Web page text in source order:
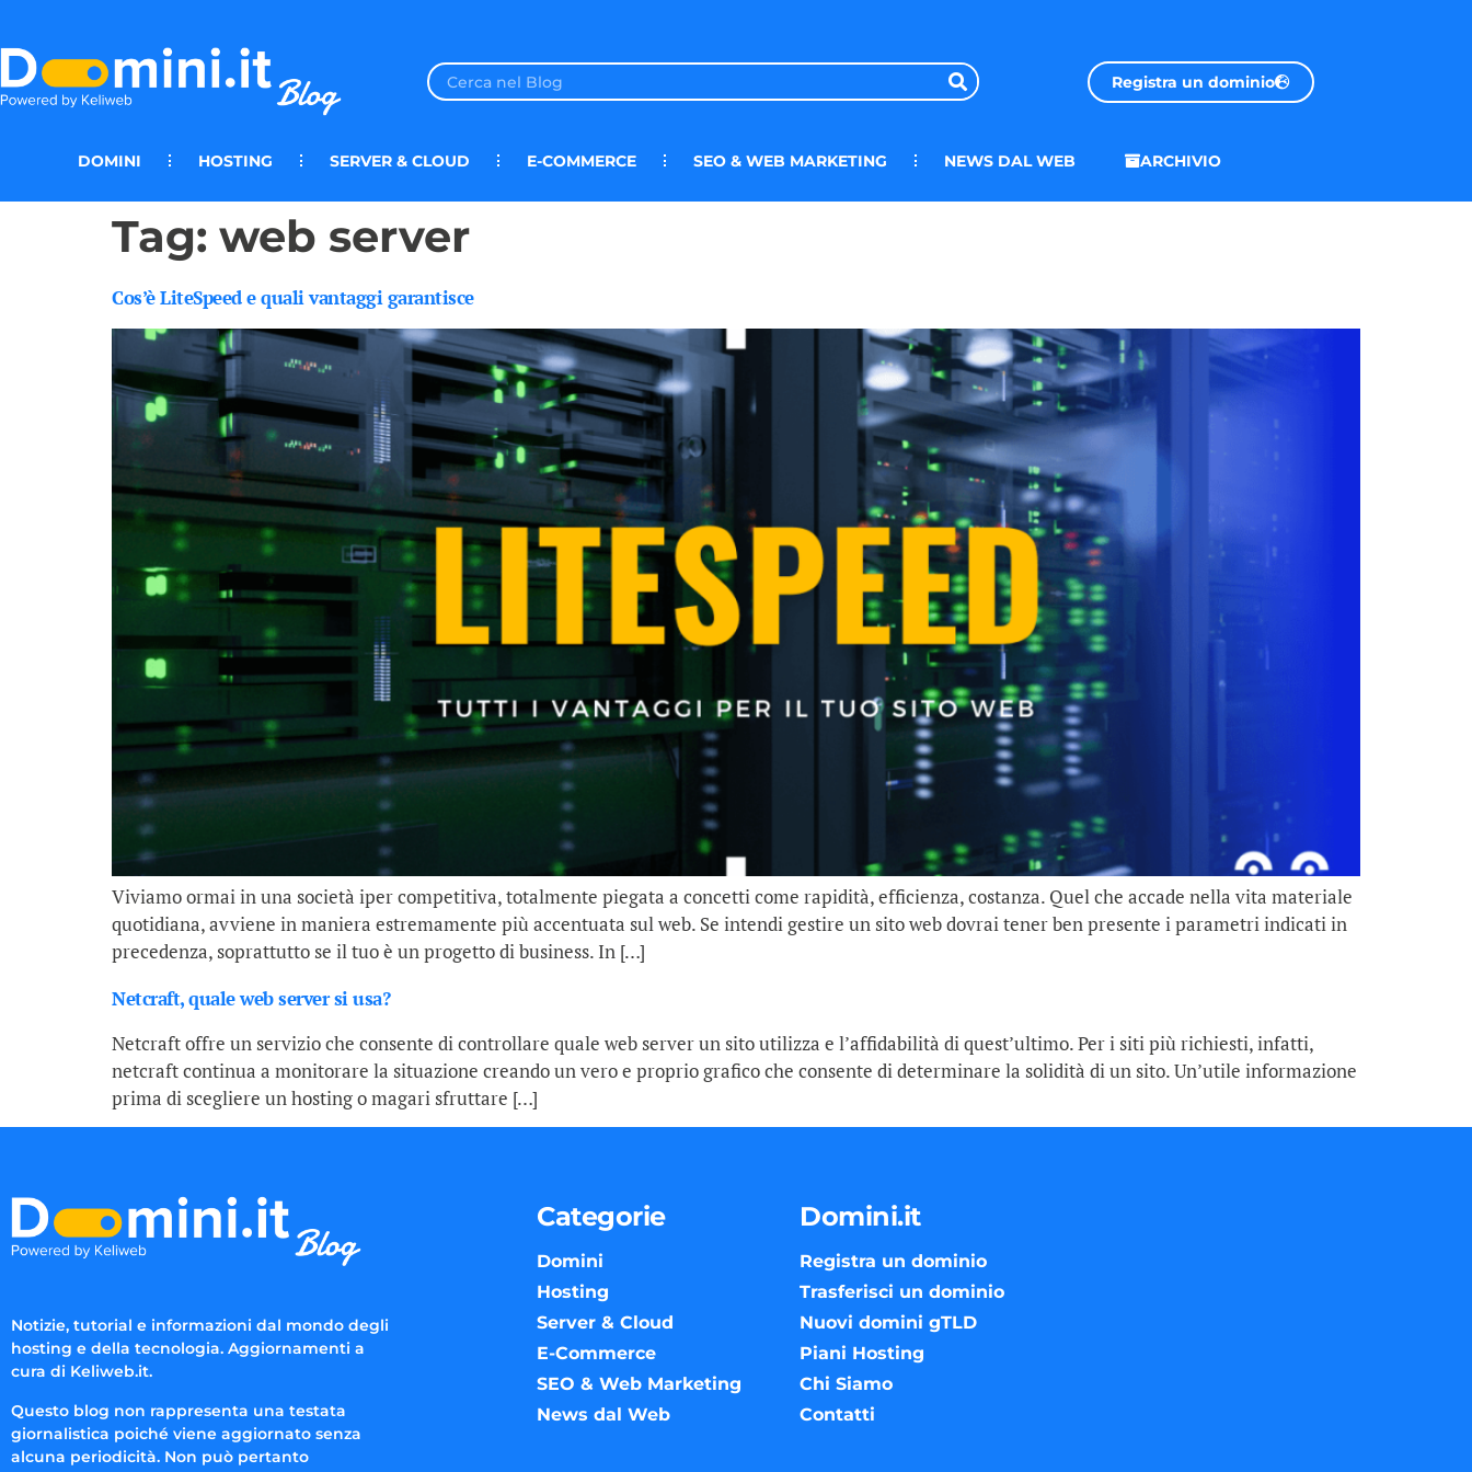
Registra un dominio
DOMINI HOSTING SERVER & CLOUD E-COMMERCE SEO & WEB MARKETING NEWS DAL WEB ARCHIVIO
Tag: web server
Cos’è LiteSpeed e quali vantaggi garantisce
Viviamo ormai in una società iper competitiva, totalmente piegata a concetti come rapidità, efficienza, costanza. Quel che accade nella vita materiale
quotidiana, avviene in maniera estremamente più accentuata sul web. Se intendi gestire un sito web dovrai tener ben presente i parametri indicati in
precedenza, soprattutto se il tuo è un progetto di business. In […]
Netcraft, quale web server si usa?
Netcraft offre un servizio che consente di controllare quale web server un sito utilizza e l’affidabilità di quest’ultimo. Per i siti più richiesti, infatti,
netcraft continua a monitorare la situazione creando un vero e proprio grafico che consente di determinare la solidità di un sito. Un’utile informazione
prima di scegliere un hosting o magari sfruttare […]
Notizie, tutorial e informazioni dal mondo degli
hosting e della tecnologia. Aggiornamenti a
cura di Keliweb.it.
Questo blog non rappresenta una testata
giornalistica poiché viene aggiornato senza
alcuna periodicità. Non può pertanto
Categorie
Domini
Hosting
Server & Cloud
E-Commerce
SEO & Web Marketing
News dal Web
Domini.it
Registra un dominio
Trasferisci un dominio
Nuovi domini gTLD
Piani Hosting
Chi Siamo
Contatti